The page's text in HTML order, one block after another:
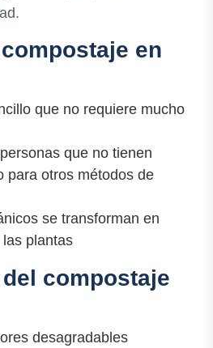
en
que no requiere mucho
que no tienen
para otros métodos de
se transforman en
plantas
compostaje
desagradables